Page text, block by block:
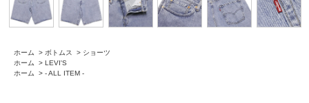
ホーム > ボトムス > ショーツ
ホーム
> LEVI'S
ホーム
> - ALL ITEM -